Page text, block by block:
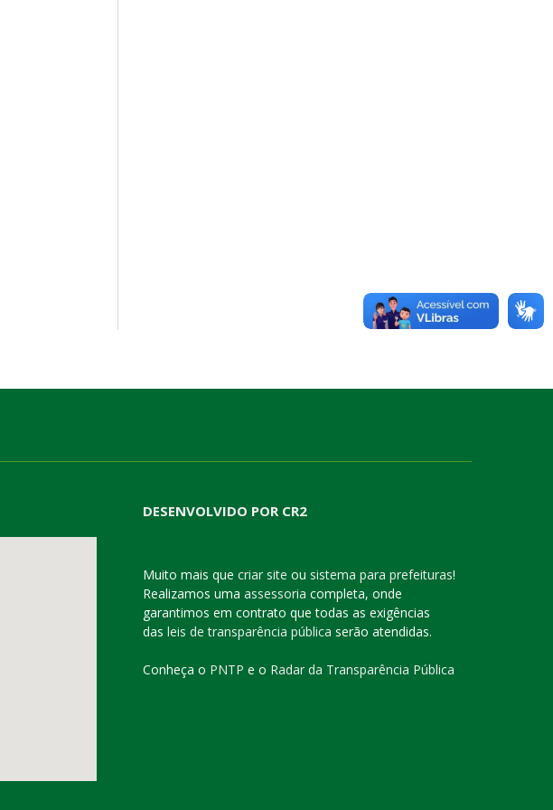
DESENVOLVIDO POR CR2
Muito mais que criar site ou sistema para prefeituras!
Realizamos uma assessoria completa, onde
garantimos em contrato que todas as exigências
das leis de transparência pública serão atendidas.
Conheça o PNTP e o Radar da Transparência Pública